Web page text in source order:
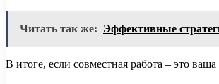
Читать так же: Эффективные
В итоге, если совместная работа – это